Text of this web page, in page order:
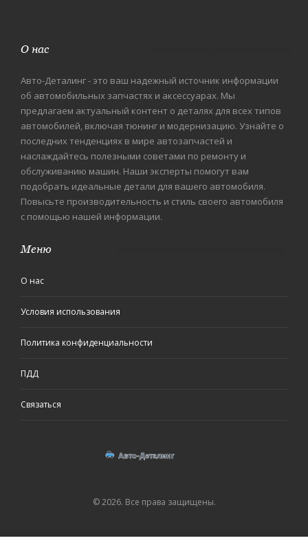
О нас
Авто-Деталинг - это ваш надежный источник информации
об автомобильных запчастях и аксессуарах. Мы
предлагаем актуальный контент о деталях для всех типов
автомобилей, включая тюнинг и модернизацию. Узнайте о
последних тенденциях в мире автозапчастей и
наслаждайтесь полезными советами по ремонту и
обслуживанию машин. Наши эксперты помогут вам
подобрать идеальные детали для вашего автомобиля.
Повысьте производительность и стиль своего автомобиля
с помощью нашей информации.
Меню
О нас
Условия использования
Политика конфиденциальности
ПДД
Связаться
© 2026. Все права защищены.